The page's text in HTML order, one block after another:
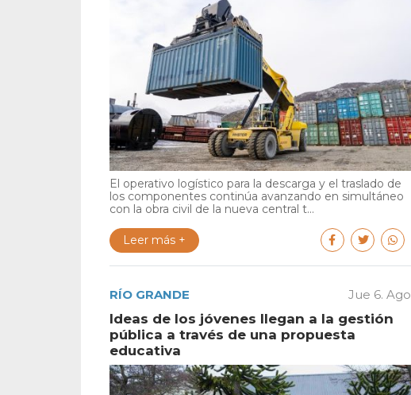
El operativo logístico para la descarga y el traslado de
los componentes continúa avanzando en simultáneo
con la obra civil de la nueva central t...
Leer más +
RÍO GRANDE Jue 6. Ago
Ideas de los jóvenes llegan a la gestión
pública a través de una propuesta
educativa